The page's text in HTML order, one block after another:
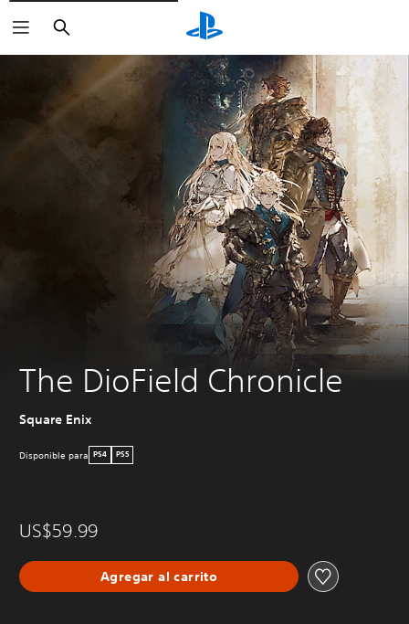
Buscar
The DioField Chronicle
Square Enix
Disponible para PS4 PS5
US$59.99
Agregar al carrito